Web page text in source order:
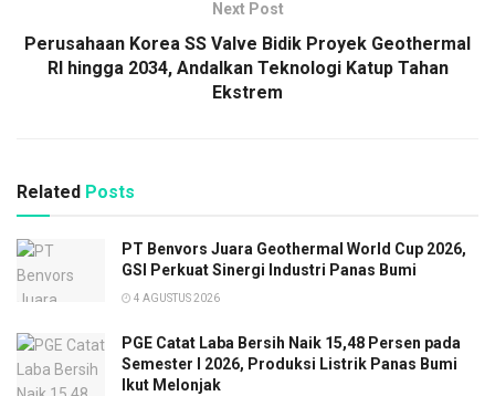
Next Post
Perusahaan Korea SS Valve Bidik Proyek Geothermal
RI hingga 2034, Andalkan Teknologi Katup Tahan
Ekstrem
Related Posts
PT Benvors Juara Geothermal World Cup 2026,
GSI Perkuat Sinergi Industri Panas Bumi
4 AGUSTUS 2026
PGE Catat Laba Bersih Naik 15,48 Persen pada
Semester I 2026, Produksi Listrik Panas Bumi
Ikut Melonjak